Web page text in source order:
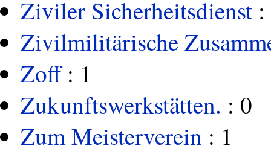
Ziviler Sicherheitsdienst
Zivilmilitärische
Zoff: 1
Zukunftswerkstätten. : 0
Zum Meisterverein : 1